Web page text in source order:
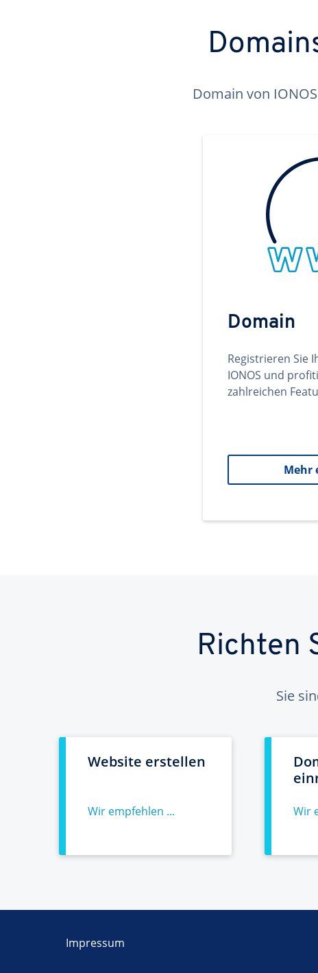
Domain von
Domain
Registrieren Sie
IONOS und
zahlreichen
Mehr
Richten
Sie
Website erstellen
Wir empfehlen ... Wir
Impressum